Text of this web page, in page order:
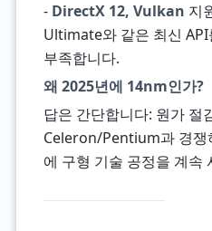
- DirectX 12, Vulkan 지
Ultimate와 같은 최신 API
부족합니다.
왜 2025년에 14nm인가?
답은 간단합니다: 원가 절
Celeron/Pentium과 경쟁
에 구형 기술 공정을 계속